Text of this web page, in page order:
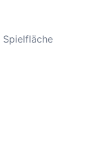
Spielfläche